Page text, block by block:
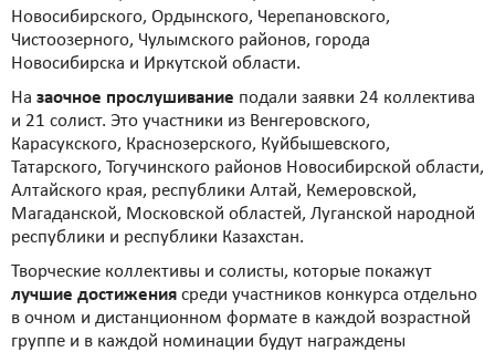
Новосибирского, Ордынского, Черепановского,
Чистоозерного, Чулымского районов, города
Новосибирска и Иркутской области.
На заочное прослушивание подали заявки 24 коллектива
и 21 солист. Это участники из Венгеровского,
Карасукского, Краснозерского, Куйбышевского,
Татарского, Тогучинского районов Новосибирской области,
Алтайского края, республики Алтай, Кемеровской,
Магаданской, Московской областей, Луганской народной
республики и республики Казахстан.
Творческие коллективы и солисты, которые покажут
лучшие достижения среди участников конкурса отдельно
в очном и дистанционном формате в каждой возрастной
группе и в каждой номинации будут награждены